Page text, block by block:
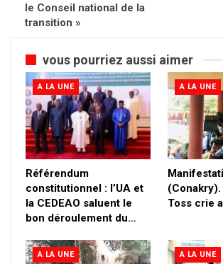
le Conseil national de la
transition »
vous pourriez aussi aimer
A LA UNE
Référendum
constitutionnel : l’UA et
la CEDEAO saluent le
bon déroulement du…
A LA UNE
Toss crie
A LA UNE A LA UNE